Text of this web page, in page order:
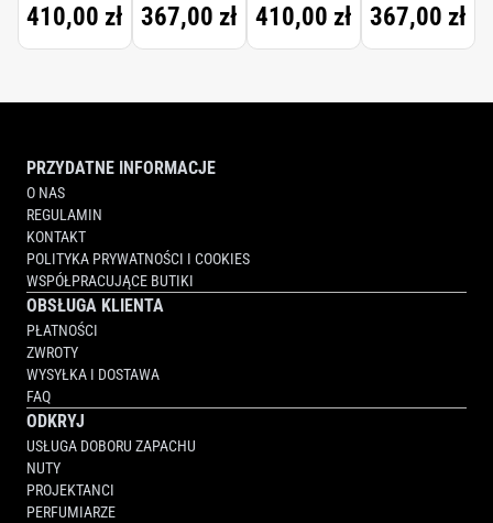
410,00 zł
367,00 zł
410,00 zł
367,00 zł
PRZYDATNE INFORMACJE
O NAS
REGULAMIN
KONTAKT
POLITYKA PRYWATNOŚCI I COOKIES
WSPÓŁPRACUJĄCE BUTIKI
OBSŁUGA KLIENTA
PŁATNOŚCI
ZWROTY
WYSYŁKA I DOSTAWA
FAQ
ODKRYJ
USŁUGA DOBORU ZAPACHU
NUTY
PROJEKTANCI
PERFUMIARZE